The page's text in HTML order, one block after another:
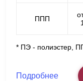
ППП
* ПЭ - полиэстер,
Подробнее